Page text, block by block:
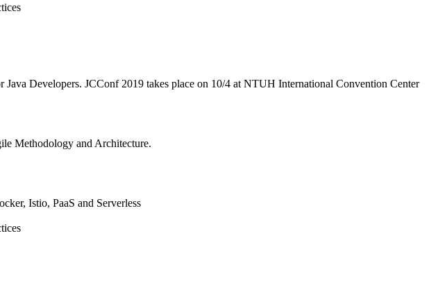
Developers. JCConf 2019 takes place on 10/4 at NTUH International Convention Center
Methodology and Architecture.
Istio, PaaS and Serverless